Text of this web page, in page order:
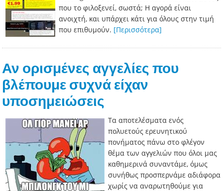
που το φιλοξενεί, σωστά; Η αγορά είναι
ανοιχτή, και υπάρχει κάτι για όλους στην τιμή
που επιθυμούν. [Περισσότερα]
Αν ορισμένες αγγελίες που
βλέπουμε συχνά είχαν
υποσημειώσεις
Τα αποτελέσματα ενός
πολυετούς ερευνητικού
πονήματος πάνω στο φλέγον
θέμα των αγγελιών που όλοι μας
καθημερινά συναντάμε, όμως
συνήθως προσπερνάμε αδιάφορα
χωρίς να αναρωτηθούμε για